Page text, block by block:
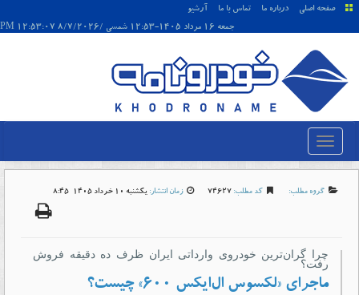
صفحه اصلی درباره ما تماس با ما
آرشیو
جمعه 16 مرداد 1405-12:53 شمسی /8/7/2026 12:53:07 PM
گروه مطلب: کد مطلب: 74627 زمان انتشار: يکشنبه 10 خرداد 1405-8:45
چرا گران‌ترین خودروی وارداتی ایران ظرف ده دقیقه فروش
رفت؟
ماجرای «لکسوس ال‌ایکس ۶۰۰» چیست؟